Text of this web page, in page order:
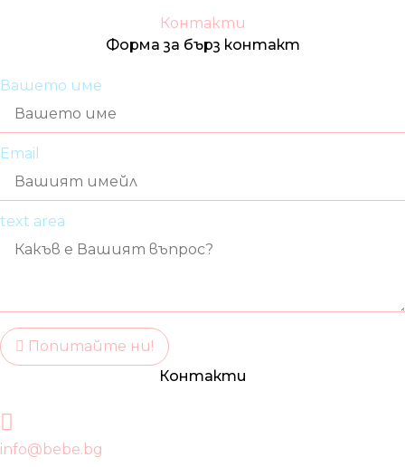
Контакти
Форма за бърз контакт
Вашето име
Email
text area
Попитайте ни!
Контакти
info@bebe.bg